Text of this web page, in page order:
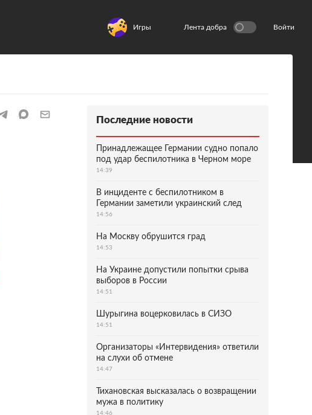
Игры Лента добра Войти
Последние новости
Принадлежащее Германии судно попало
под удар беспилотника в Черном море
14:39
В инциденте с беспилотником в
Германии заметили украинский след
14:56
На Москву обрушится град
14:53
На Украине допустили попытки срыва
выборов в России
14:51
Шурыгина воцерковилась в СИЗО
14:51
Организаторы «Интервидения» ответили
на слухи об отмене
14:47
Тихановская высказалась о возвращении
мужа в политику
14:46